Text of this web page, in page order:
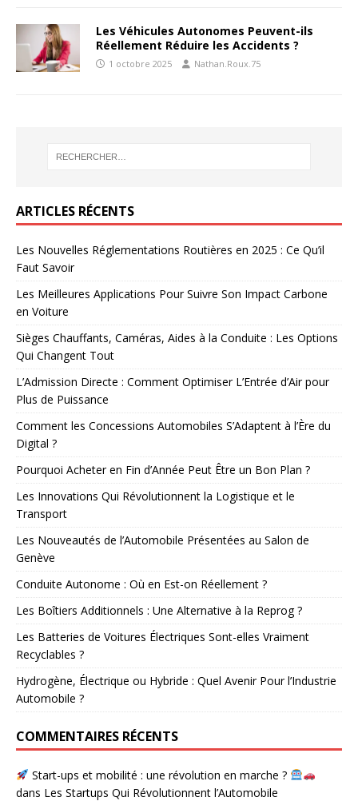
Les Véhicules Autonomes Peuvent-ils
Réellement Réduire les Accidents ?
1 octobre 2025 Nathan.Roux.75
ARTICLES RÉCENTS
Les Nouvelles Réglementations Routières en 2025 : Ce Qu’il
Faut Savoir
Les Meilleures Applications Pour Suivre Son Impact Carbone
en Voiture
Sièges Chauffants, Caméras, Aides à la Conduite : Les Options
Qui Changent Tout
L’Admission Directe : Comment Optimiser L’Entrée d’Air pour
Plus de Puissance
Comment les Concessions Automobiles S’Adaptent à l’Ère du
Digital ?
Pourquoi Acheter en Fin d’Année Peut Être un Bon Plan ?
Les Innovations Qui Révolutionnent la Logistique et le
Transport
Les Nouveautés de l’Automobile Présentées au Salon de
Genève
Conduite Autonome : Où en Est-on Réellement ?
Les Boîtiers Additionnels : Une Alternative à la Reprog ?
Les Batteries de Voitures Électriques Sont-elles Vraiment
Recyclables ?
Hydrogène, Électrique ou Hybride : Quel Avenir Pour l’Industrie
Automobile ?
COMMENTAIRES RÉCENTS
Start-ups et mobilité : une révolution en marche ?
dans Les Startups Qui Révolutionnent l’Automobile